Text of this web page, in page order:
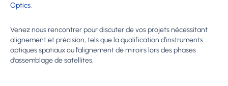
Optics.
Venez nous rencontrer pour discuter de vos projets nécessitant
alignement et précision, tels que la qualification d’instruments
optiques spatiaux ou l’alignement de miroirs lors des phases
d’assemblage de satellites.